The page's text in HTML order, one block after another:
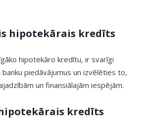
hipotekārais kredīts
hipotekāro kredītu, ir svarīgi
banku piedāvājumus un izvēlēties to,
un finansiālajām iespējām.
kredīts